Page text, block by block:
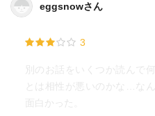
eggsnowさん
3
別のお話をいくつか読んで
とは相性が悪いのかな…な
面白かった。